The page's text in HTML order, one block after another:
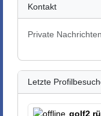
Kontakt
Private
Letzte
golf2